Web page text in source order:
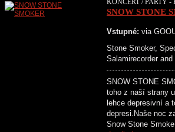
KONCERT / PARTY
SNOW STONE
Vstupné: via
Stone Smoker,
Salamirecorder
SNOW STONE
toho z naší strany
lehce depresivní a
depresi.Naše noc
Snow Stone